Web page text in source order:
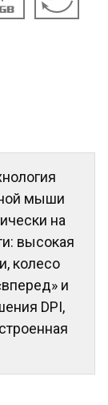
мыши
на
высокая
колесо
и
DPI,